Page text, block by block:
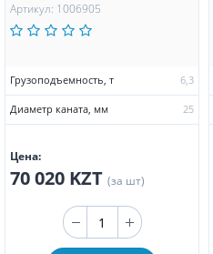
Артикул: 1006905
Грузоподъемность, т 6,3
Диаметр каната, мм 25
Цена:
70 020 KZT (за шт)